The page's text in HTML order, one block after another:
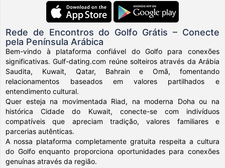
Rede de Encontros do Golfo Grátis – Conecte
pela Península Arábica
Bem-vindo à plataforma confiável do Golfo para conexões
significativas. Gulf-dating.com reúne solteiros através da Arábia
Saudita, Kuwait, Qatar, Bahrain e Omã, fomentando
relacionamentos baseados em valores partilhados e
entendimento cultural.
Quer esteja na movimentada Riad, na moderna Doha ou na
histórica Cidade do Kuwait, conecte-se com indivíduos
compatíveis que apreciam tradição, valores familiares e
parcerias autênticas.
A nossa plataforma completamente gratuita respeita a cultura
do Golfo enquanto proporciona oportunidades para conexões
genuínas através da região.